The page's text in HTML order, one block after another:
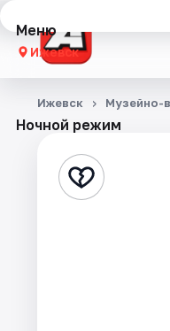
Меню
Ижевск
Концерты
Стендап
Ночной режим
Ижевск Музейно-